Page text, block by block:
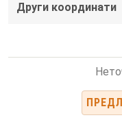
Други координати